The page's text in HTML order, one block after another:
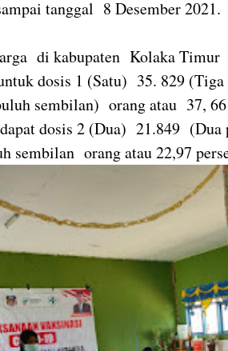
tanggal 8 Desember 2021.
di kabupaten Kolaka Timur
dosis 1 (Satu) 35. 829
sembilan) orang atau 37, 66
dosis 2 (Dua) 21.849 (Dua
sembilan orang atau 22,97